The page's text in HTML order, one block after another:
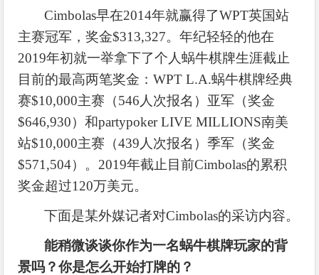
Cimbolas早在2014年就赢得了WPT英国站
主赛冠军，奖金$313,327。年纪轻轻的他在
2019年初就一举拿下了个人蜗牛棋牌生涯截止
目前的最高两笔奖金：WPT L.A.蜗牛棋牌经典
赛$10,000主赛（546人次报名）亚军（奖金
$646,930）和partypoker LIVE MILLIONS南美
站$10,000主赛（439人次报名）季军（奖金
$571,504）。2019年截止目前Cimbolas的累积
奖金超过120万美元。
下面是某外媒记者对Cimbolas的采访内容。
能稍微谈谈你作为一名蜗牛棋牌玩家的背
景吗？你是怎么开始打牌的？